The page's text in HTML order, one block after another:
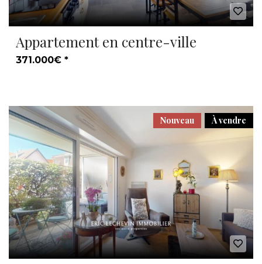
Appartement en centre-ville
371.000€ *
À vendre
Nouveau